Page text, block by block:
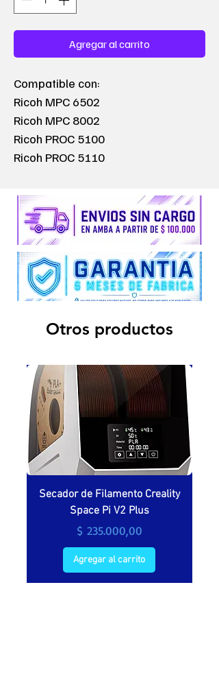
Agregar al carrito
Compatible con:
Ricoh MPC 6502
Ricoh MPC 8002
Ricoh PROC 5100
Ricoh PROC 5110
Otros productos
Secador de Filamento Creality
Space Pi V2 Plus
Precio
$ 235.000,00
Agregar al carrito